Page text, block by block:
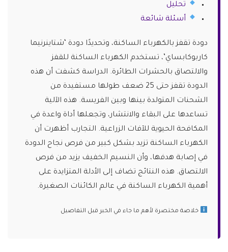
تحليل
أسئلة شائعة
دودة تقفز بالكهرباء الساكنة، وتحديدًا دودة ‘شتاينرنيما
كاربوكابساي’، تستخدم الكهرباء الساكنة للقفز
والالتصاق بالحشرات الطائرة. الدراسة كشفت أن هذه
الدودة تقفز حتى 25 ضعف طولها مستفيدة من
الشحنات المتولدة بينها وبين الفريسة. هذه الآلية
تساعدها على البقاء والانتشار، وتجعلها أداة واعدة في
المكافحة الحيوية للآفات الزراعية. التجارب أظهرت أن
الكهرباء الساكنة تزيد بشكل كبير من فرص نجاح الدودة
في إصابة هدفها، وأن النسيم الخفيف يزيد من فرص
الالتصاق. هذه النتائج تضاف إلى الأدلة المتزايدة على
أهمية الكهرباء الساكنة في عالم الكائنات الصغيرة.
خلاصة مختصرة لأهم ما جاء في الخبر قبل التفاصيل